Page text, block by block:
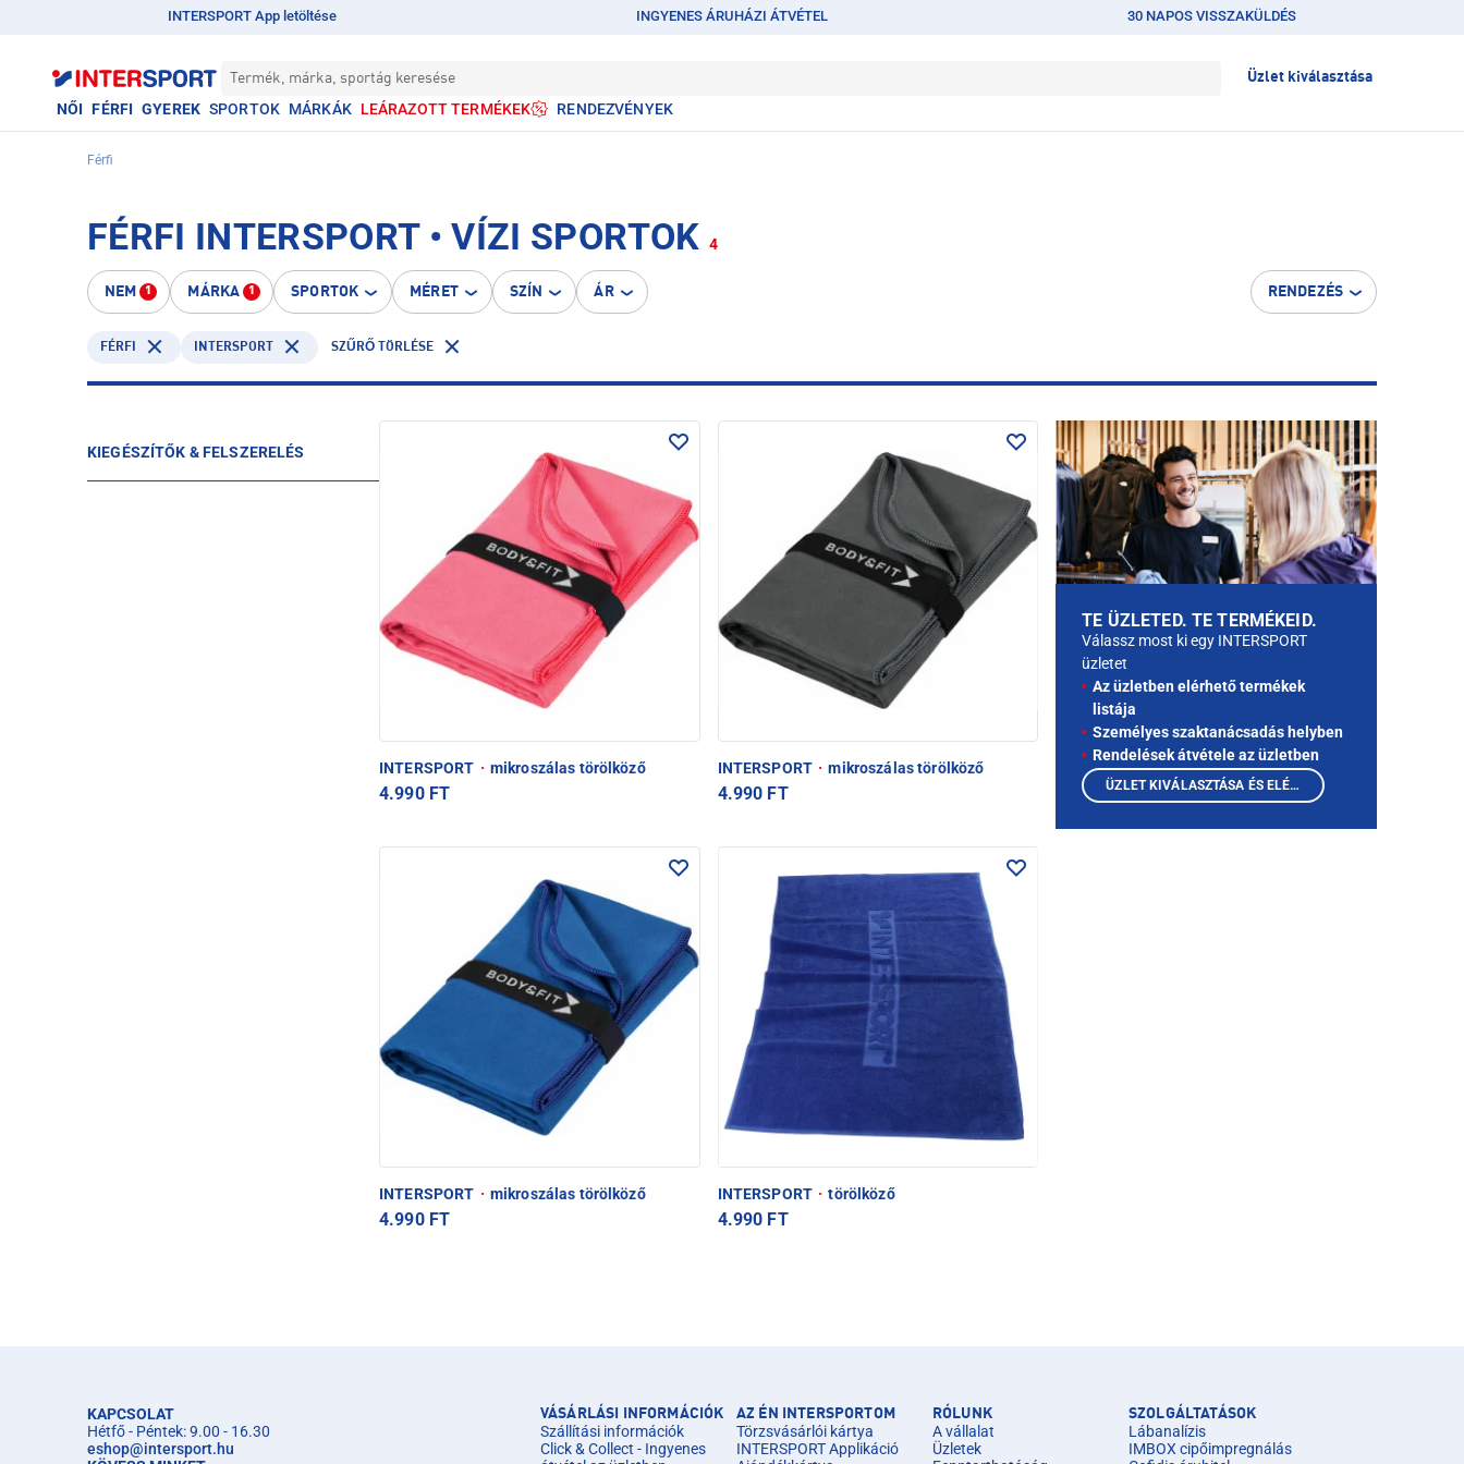
INTERSPORT App letöltése INGYENES ÁRUHÁZI ÁTVÉTEL 30 NAPOS VISSZAKÜLDÉS
Termék, márka, sportág keresése Üzlet kiválasztása
NŐI FÉRFI GYEREK SPORTOK MÁRKÁK LEÁRAZOTT TERMÉKEK RENDEZVÉNYEK
Férfi
FÉRFI INTERSPORT • VÍZI SPORTOK 4
NEM 1 MÁRKA 1 SPORTOK MÉRET SZÍN ÁR RENDEZÉS
FÉRFI INTERSPORT SZŰRŐ TÖRLÉSE
KIEGÉSZÍTŐK & FELSZERELÉS
INTERSPORT · mikroszálas törölköző
4.990 FT
INTERSPORT · mikroszálas törölköző
4.990 FT
INTERSPORT · mikroszálas törölköző
4.990 FT
INTERSPORT · törölköző
4.990 FT
TE ÜZLETED. TE TERMÉKEID.
Válassz most ki egy INTERSPORT
üzletet
Az üzletben elérhető termékek
listája
Személyes szaktanácsadás helyben
Rendelések átvétele az üzletben
ÜZLET KIVÁLASZTÁSA ÉS ELÉRHETŐ TERMÉKEK MEGTEKINTÉSE
KAPCSOLAT
Hétfő - Péntek: 9.00 - 16.30
eshop@intersport.hu
VÁSÁRLÁSI INFORMÁCIÓK
Szállítási információk
Click & Collect - Ingyenes
AZ ÉN INTERSPORTOM
Törzsvásárlói kártya
INTERSPORT Applikáció
RÓLUNK
A vállalat
Üzletek
SZOLGÁLTATÁSOK
Lábanalízis
IMBOX cipőimpregnálás